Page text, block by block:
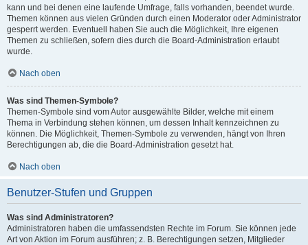
kann und bei denen eine laufende Umfrage, falls vorhanden, beendet wurde.
Themen können aus vielen Gründen durch einen Moderator oder Administrator
gesperrt werden. Eventuell haben Sie auch die Möglichkeit, Ihre eigenen
Themen zu schließen, sofern dies durch die Board-Administration erlaubt
wurde.
Nach oben
Was sind Themen-Symbole?
Themen-Symbole sind vom Autor ausgewählte Bilder, welche mit einem
Thema in Verbindung stehen können, um dessen Inhalt kennzeichnen zu
können. Die Möglichkeit, Themen-Symbole zu verwenden, hängt von Ihren
Berechtigungen ab, die die Board-Administration gesetzt hat.
Nach oben
Benutzer-Stufen und Gruppen
Was sind Administratoren?
Administratoren haben die umfassendsten Rechte im Forum. Sie können jede
Art von Aktion im Forum ausführen; z. B. Berechtigungen setzen, Mitglieder